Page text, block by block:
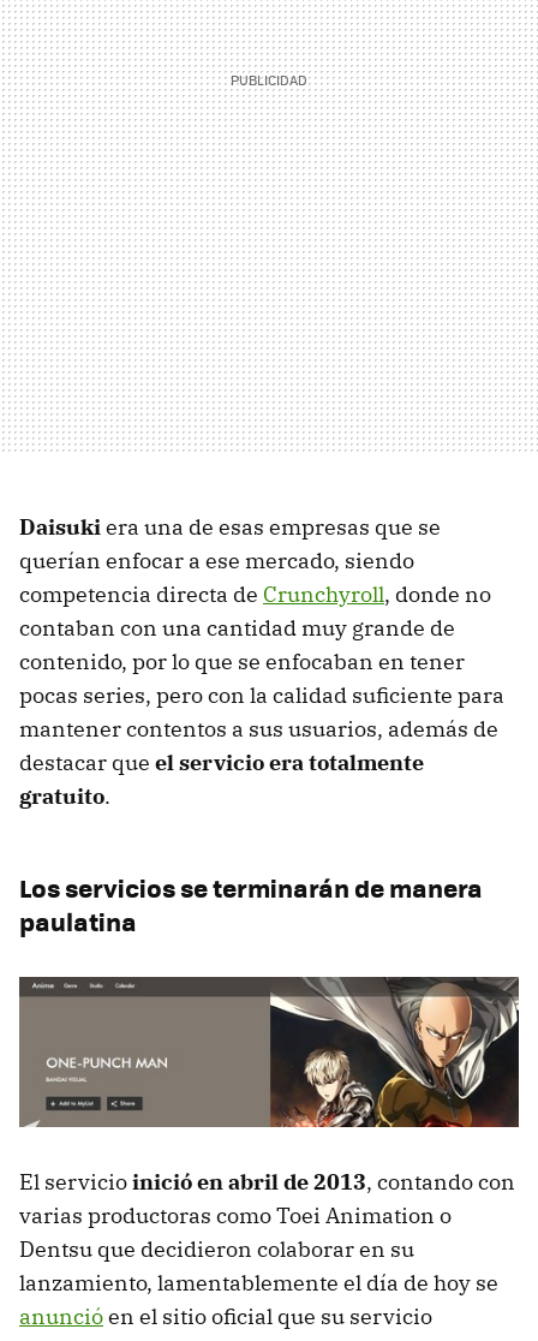
Daisukiera una de esas empresas que se
querían enfocar a ese mercado, siendo
competencia directa de Crunchyroll, donde no
contaban con una cantidad muy grande de
contenido, por lo que se enfocaban en tener
pocas series, pero con la calidad suficiente para
mantener contentos a sus usuarios, además de
destacar que el servicio era totalmente
gratuito.
Los servicios se terminarán de manera
paulatina
El servicioinició en abril de 2013, contando con
varias productoras como Toei Animation o
Dentsu que decidieron colaborar en su
lanzamiento, lamentablemente el día de hoy se
anuncióen el sitio oficial que su servicio